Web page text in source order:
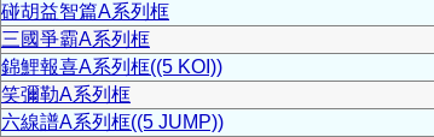
碰胡益智篇A系列框
三國爭霸A系列框
錦鯉報喜A系列框((5 KOI))
笑彌勒A系列框
六線譜A系列框((5 JUMP))